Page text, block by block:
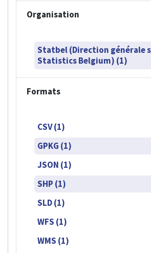
Organisation
Statbel (Direction générale
Statistics Belgium) (1)
Formats
CSV (1)
GPKG (1)
JSON (1)
SHP (1)
SLD (1)
WFS (1)
WMS (1)